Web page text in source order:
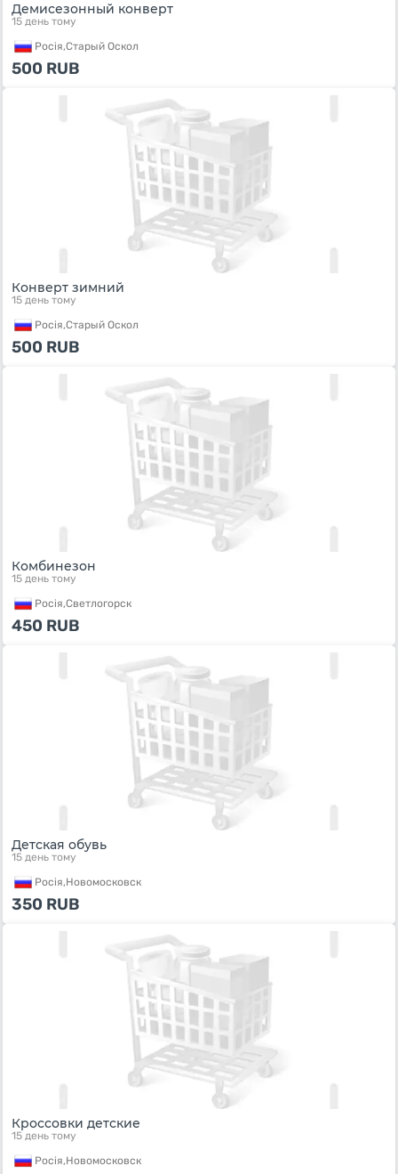
Демисезонный конверт
15 день тому
Росiя,Старый Оскол
500 RUB
Конверт зимний
15 день тому
Росiя,Старый Оскол
500 RUB
Комбинезон
15 день тому
Росiя,Светлогорск
450 RUB
Детская обувь
15 день тому
Росiя,Новомосковск
350 RUB
Кроссовки детские
15 день тому
Росiя,Новомосковск